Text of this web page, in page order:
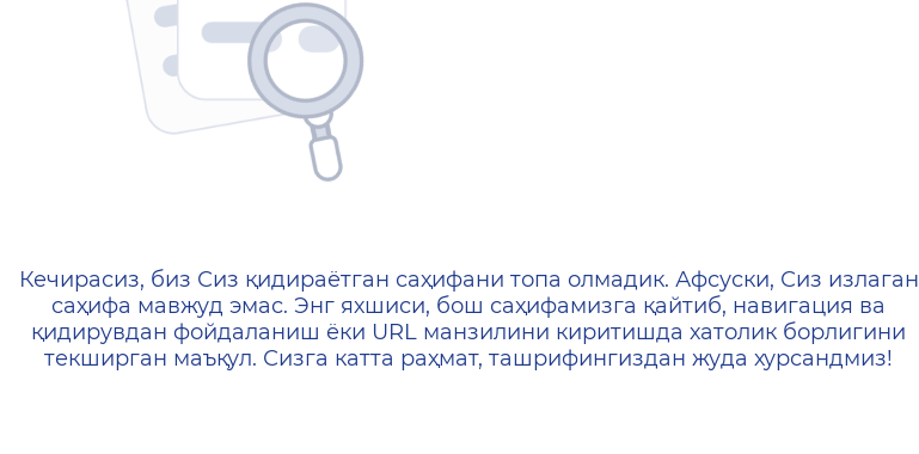
404 — Страница не найдена
Кечирасиз, биз Сиз қидираётган саҳифани топа олмадик. Афсуски, Сиз излаган
саҳифа мавжуд эмас. Энг яхшиси, бош саҳифамизга қайтиб, навигация ва
қидирувдан фойдаланиш ёки URL манзилини киритишда хатолик борлигини
текширган маъқул. Сизга катта раҳмат, ташрифингиздан жуда хурсандмиз!